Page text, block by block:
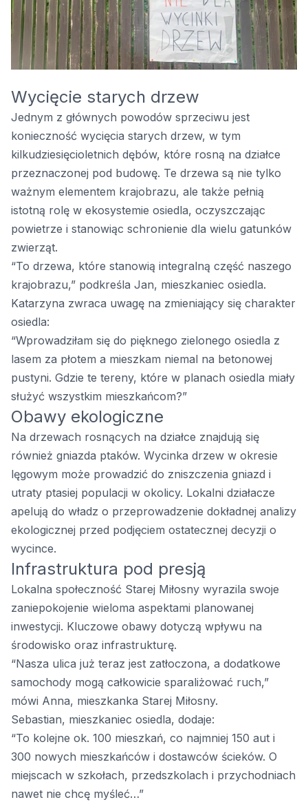
Wycięcie starych drzew
Jednym z głównych powodów sprzeciwu jest
konieczność wycięcia starych drzew, w tym
kilkudziesięcioletnich dębów, które rosną na działce
przeznaczonej pod budowę. Te drzewa są nie tylko
ważnym elementem krajobrazu, ale także pełnią
istotną rolę w ekosystemie osiedla, oczyszczając
powietrze i stanowiąc schronienie dla wielu gatunków
zwierząt.
“To drzewa, które stanowią integralną część naszego
krajobrazu,” podkreśla Jan, mieszkaniec osiedla.
Katarzyna zwraca uwagę na zmieniający się charakter
osiedla:
“Wprowadziłam się do pięknego zielonego osiedla z
lasem za płotem a mieszkam niemal na betonowej
pustyni. Gdzie te tereny, które w planach osiedla miały
służyć wszystkim mieszkańcom?”
Obawy ekologiczne
Na drzewach rosnących na działce znajdują się
również gniazda ptaków. Wycinka drzew w okresie
lęgowym może prowadzić do zniszczenia gniazd i
utraty ptasiej populacji w okolicy. Lokalni działacze
apelują do władz o przeprowadzenie dokładnej analizy
ekologicznej przed podjęciem ostatecznej decyzji o
wycince.
Infrastruktura pod presją
Lokalna społeczność Starej Miłosny wyrazila swoje
zaniepokojenie wieloma aspektami planowanej
inwestycji. Kluczowe obawy dotyczą wpływu na
środowisko oraz infrastrukturę.
“Nasza ulica już teraz jest zatłoczona, a dodatkowe
samochody mogą całkowicie sparaliżować ruch,”
mówi Anna, mieszkanka Starej Miłosny.
Sebastian, mieszkaniec osiedla, dodaje:
“To kolejne ok. 100 mieszkań, co najmniej 150 aut i
300 nowych mieszkańców i dostawców ścieków. O
miejscach w szkołach, przedszkolach i przychodniach
nawet nie chcę myśleć…”